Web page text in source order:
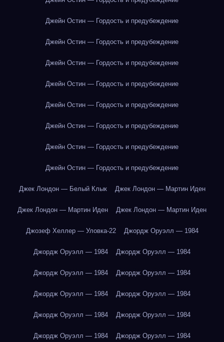
Джейн Остин — Гордость и предубеждение
Джейн Остин — Гордость и предубеждение
Джейн Остин — Гордость и предубеждение
Джейн Остин — Гордость и предубеждение
Джейн Остин — Гордость и предубеждение
Джейн Остин — Гордость и предубеждение
Джейн Остин — Гордость и предубеждение
Джейн Остин — Гордость и предубеждение
Джек Лондон — Белый Клык Джек Лондон — Мартин Иден
Джек Лондон — Мартин Иден Джек Лондон — Мартин Иден
Джозеф Хеллер — Уловка-22 Джордж Оруэлл — 1984
Джордж Оруэлл — 1984 Джордж Оруэлл — 1984
Джордж Оруэлл — 1984 Джордж Оруэлл — 1984
Джордж Оруэлл — 1984 Джордж Оруэлл — 1984
Джордж Оруэлл — 1984 Джордж Оруэлл — 1984
Джордж Оруэлл — 1984 Джордж Оруэлл — 1984